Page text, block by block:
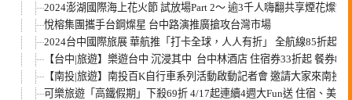
2024澎湖國際海上花火節 試放場Part 2～ 逾3千人嗨翻共享煙花燦爛
悅榕集團攜手台鋼燦星 台中路演推廣搶攻台灣市場
2024台中國際旅展 華航推「打卡全球，人人有折」 全航線85折起，
【台中|旅遊】樂遊台中 沉浸其中 台中林酒店 住宿券33折起 餐券88
【南投|旅遊】南投百K自行車系列活動啟動記者會 邀請大家來南投
可樂旅遊「高鐵假期」下殺69折 4/17起連續4週大Fun送 住宿、美